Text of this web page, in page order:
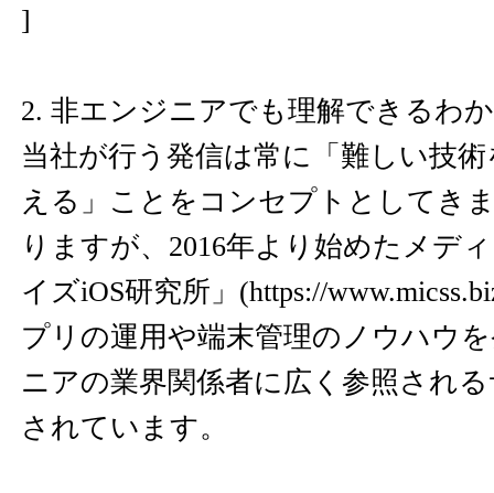
]
2. 非エンジニアでも理解できるわ
当社が行う発信は常に「難しい技
える」ことをコンセプトとしてき
りますが、2016年より始めたメデ
イズiOS研究所」(https://
プリの運用や端末管理のノウハウ
ニアの業界関係者に広く参照され
されています。